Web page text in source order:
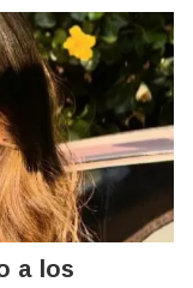
a los